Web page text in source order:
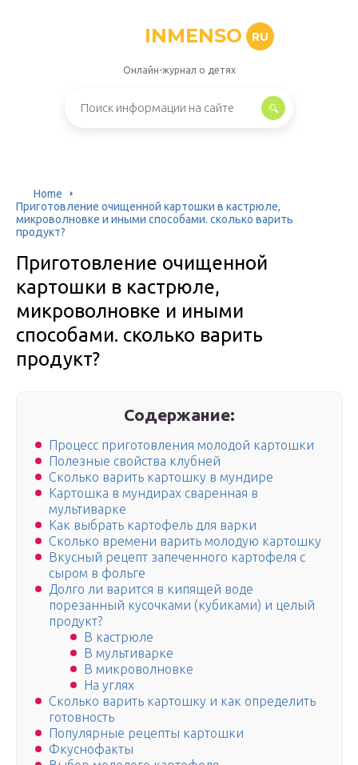
INMENSO RU
Онлайн-журнал о детях
Home
Приготовление очищенной картошки в кастрюле,
микроволновке и иными способами. сколько варить
продукт?
Приготовление очищенной
картошки в кастрюле,
микроволновке и иными
способами. сколько варить
продукт?
Содержание:
Процесс приготовления молодой картошки
Полезные свойства клубней
Сколько варить картошку в мундире
Картошка в мундирах сваренная в
мультиварке
Как выбрать картофель для варки
Сколько времени варить молодую картошку
Вкусный рецепт запеченного картофеля с
сыром в фольге
Долго ли варится в кипящей воде
порезанный кусочками (кубиками) и целый
продукт?
В кастрюле
В мультиварке
В микроволновке
На углях
Сколько варить картошку и как определить
готовность
Популярные рецепты картошки
Фкуснофакты